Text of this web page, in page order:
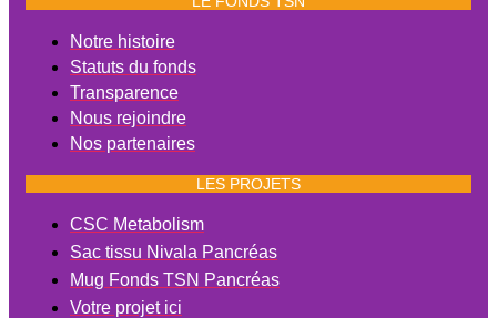
Notre histoire
Statuts du fonds
Transparence
Nous rejoindre
Nos partenaires
LES PROJETS
CSC Metabolism
Sac tissu Nivala Pancréas
Mug Fonds TSN Pancréas
Votre projet ici